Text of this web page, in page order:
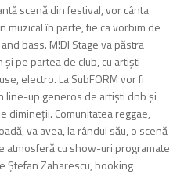
scenă din festival, vor cânta
muzical în parte, fie ca vorbim de
bass. M!DI Stage va păstra
pe partea de club, cu artiști
electro. La SubFORM vor fi
line-up generos de artiști dnb și
dimineții. Comunitatea reggae,
va avea, la rândul său, o scenă
atmosferă cu show-uri programate
Ștefan Zaharescu, booking